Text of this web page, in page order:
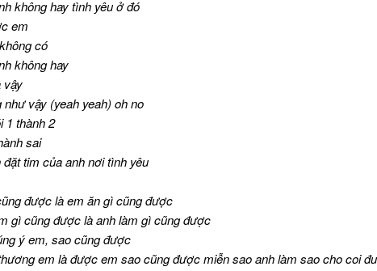
không hay tình yêu ở đó
em
có
không hay
vậy
vậy (yeah yeah) oh no
1 thành 2
sai
đặt tim của anh nơi tình yêu
được là em ăn gì cũng được
gì cũng được là anh làm gì cũng được
ý em, sao cũng được
em là được em sao cũng được miễn sao anh làm sao cho coi